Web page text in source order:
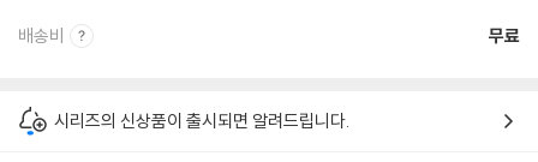
배송비 무료
시리즈의 신상품이 출시되면 알려드립니다.